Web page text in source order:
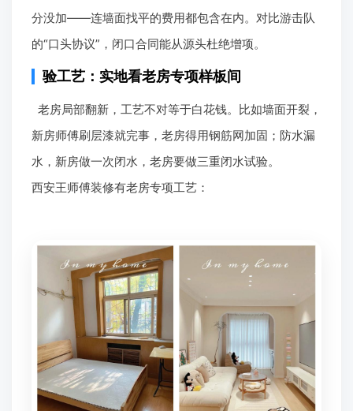
分没加——连墙面找平的费用都包含在内。对比游击队
的“口头协议”，闭口合同能从源头杜绝增项。
验工艺：实地看老房专项样板间
老房局部翻新，工艺不对等于白花钱。比如墙面开裂，
新房师傅刷层漆就完事，老房得用钢筋网加固；防水漏
水，新房做一次闭水，老房要做三重闭水试验。
西安王师傅装修有老房专项工艺：